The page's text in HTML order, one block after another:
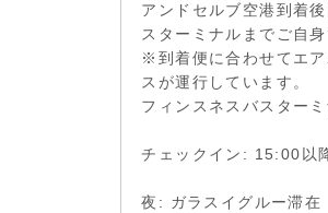
アンドセルブ空港到着
スターミナルまでご自身
※到着便に合わせてエ
スが運行しています。
フィンスネスバスターミ
チェックイン: 15:00以
夜: ガラスイグルー滞在